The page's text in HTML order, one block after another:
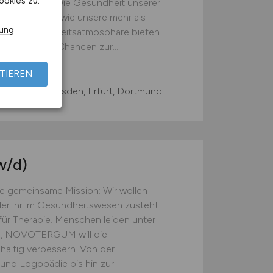
machen. Die Gesundheit unserer
genau wie unsere mehr als
Arbeitsatmosphäre bieten
und Chancen zur...
Thüringen, Dresden, Erfurt, Dortmund
d)
gemeinsame Mission: Wir wollen
ihr im Gesundheitswesen zusteht.
Therapie. Menschen leiden unter
NOVOTERGUM will die
verbessern. Von der
Logopädie bis hin zur